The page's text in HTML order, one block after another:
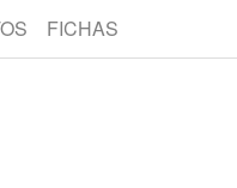
FICHAS